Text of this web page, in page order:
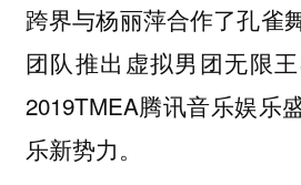
跨界与杨丽萍合作了孔雀
团队推出虚拟男团无限
2019TMEA腾讯音乐娱乐
乐新势力。